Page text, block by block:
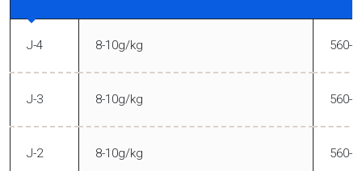
J-4 8-10g/kg 560-
J-3 8-10g/kg 560-
J-2 8-10g/kg 560-